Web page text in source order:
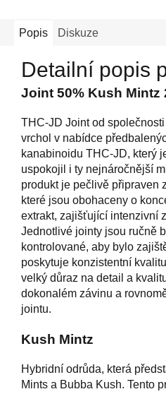
Popis Diskuze
Detailní popis
Joint 50% Kush Mintz
THC-JD Joint od
vrchol v nabídce
kanabinoidu THC-JD, který
uspokojil i ty nejnáročnější
produkt je pečlivě připraven
které jsou obohaceny o
extrakt, zajišťující intenzivní
Jednotlivé jointy jsou ručně
kontrolované, aby bylo
poskytuje konzistentní
velký důraz na detail a
dokonalém závinu a
jointu.
Kush Mintz
Hybridní odrůda, která
Mints a Bubba Kush. Tento